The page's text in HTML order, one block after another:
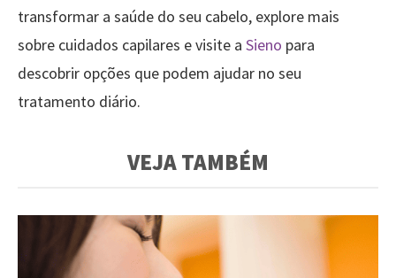
transformar a saúde do seu cabelo, explore mais
sobre cuidados capilares e visite a Sieno para
descobrir opções que podem ajudar no seu
tratamento diário.
VEJA TAMBÉM